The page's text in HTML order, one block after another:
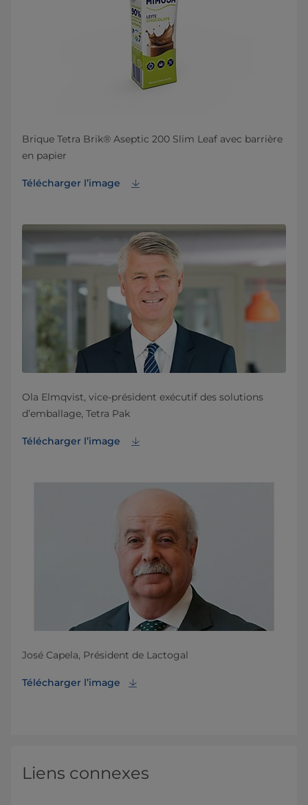
Brique Tetra Brik® Aseptic 200 Slim Leaf avec barrière
en papier
Télécharger l’image
Ola Elmqvist, vice-président exécutif des solutions
d’emballage, Tetra Pak
Télécharger l’image
José Capela, Président de Lactogal
Télécharger l’image
Liens connexes